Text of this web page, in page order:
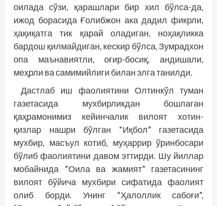
оилада сўзи, қарашлари бир хил бўлса-да,
ижод борасида Ғолибжон ака дадил фикрли,
ҳақиқатга тик қарай оладиган, ноҳақликка
бардош қилмайдиган, кескир бўлса, Зумрадхон
опа маънавиятли, оғир-босиқ, андишали,
меҳрли ва самимийлиги билан элга танилди.
Дастлаб иш фаолиятини Олтинкўл туман
газетасида мухбирликдан бошлаган
қаҳрамонимиз кейинчалик вилоят хотин-
қизлар нашри бўлган “Иқбол” газетасида
мухбир, масъул котиб, муҳаррир ўринбосари
бўлиб фаолиятини давом эттирди. Шу йиллар
мобайнида “Оила ва жамият” газетасининг
вилоят бўйича мухбири сифатида фаолият
олиб борди. Унинг “Ҳалоллик сабоғи”,